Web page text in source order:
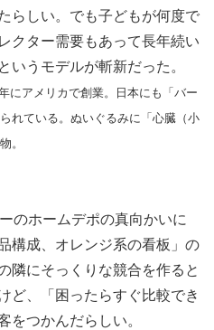
らしい。でも子どもが何度で
クター需要もあって長年続い
いうモデルが斬新だった。
にアメリカで創業。日本にも「バー
れている。ぬいぐるみに「心臓（小
。
のホームデポの真向かいに
構成、オレンジ系の看板」の
隣にそっくりな競合を作ると
ど、「困ったらすぐ比較でき
をつかんだらしい。